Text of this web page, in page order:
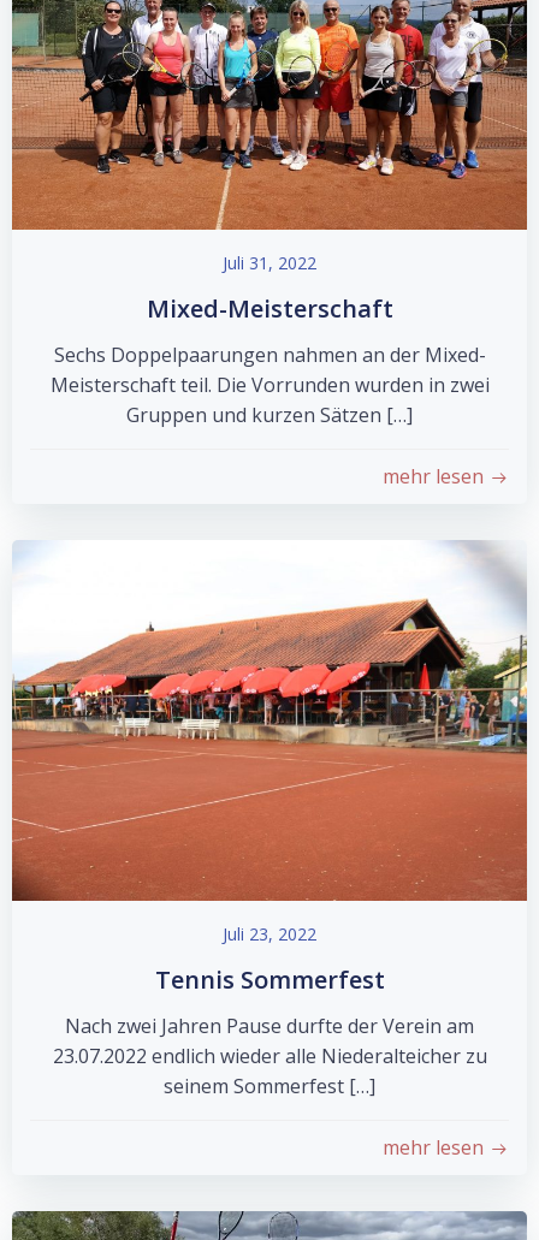
Juli 31, 2022
Mixed-Meisterschaft
Sechs Doppelpaarungen nahmen an der Mixed-
Meisterschaft teil. Die Vorrunden wurden in zwei
Gruppen und kurzen Sätzen […]
mehr lesen
Juli 23, 2022
Tennis Sommerfest
Nach zwei Jahren Pause durfte der Verein am
23.07.2022 endlich wieder alle Niederalteicher zu
seinem Sommerfest […]
mehr lesen